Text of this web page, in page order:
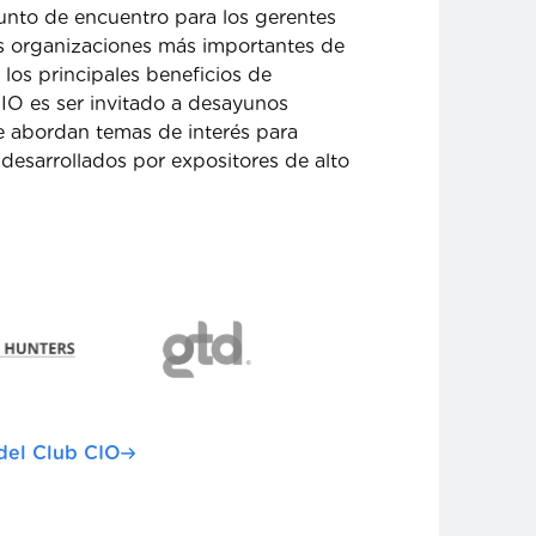
de encuentro para los gerentes
organizaciones más importantes de
los principales beneficios de
es ser invitado a desayunos
abordan temas de interés para
por expositores de alto
Club CIO